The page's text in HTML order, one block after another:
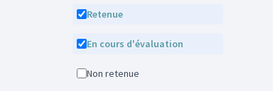
Retenue
En cours d'évaluation
Non retenue